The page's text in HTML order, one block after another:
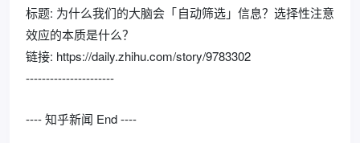
标题: 为什么我们的大脑会「自动筛选」信息？选择性注意
效应的本质是什么？
链接: https://daily.zhihu.com/story/9783302
----------------------
---- 知乎新闻 End ----